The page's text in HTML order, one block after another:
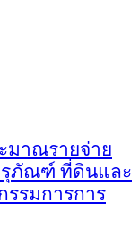
มาณรายจ่าย
รุภัณฑ์ ที่ดินและ
รรมการการ